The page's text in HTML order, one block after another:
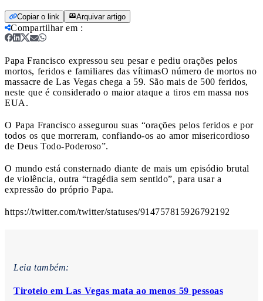
Copiar o link Arquivar artigo
Compartilhar em :
Papa Francisco expressou seu pesar e pediu orações pelos
mortos, feridos e familiares das vítimasO número de mortos no
massacre de Las Vegas chega a 59. São mais de 500 feridos,
neste que é considerado o maior ataque a tiros em massa nos
EUA.
O Papa Francisco assegurou suas “orações pelos feridos e por
todos os que morreram, confiando-os ao amor misericordioso
de Deus Todo-Poderoso”.
O mundo está consternado diante de mais um episódio brutal
de violência, outra “tragédia sem sentido”, para usar a
expressão do próprio Papa.
https://twitter.com/twitter/statuses/914757815926792192
Leia também:
Tiroteio em Las Vegas mata ao menos 59 pessoas